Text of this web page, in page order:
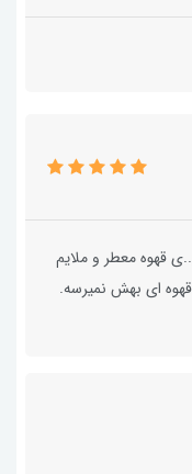
قهوه معطر و ملایم
ای بهش نمیرسه.